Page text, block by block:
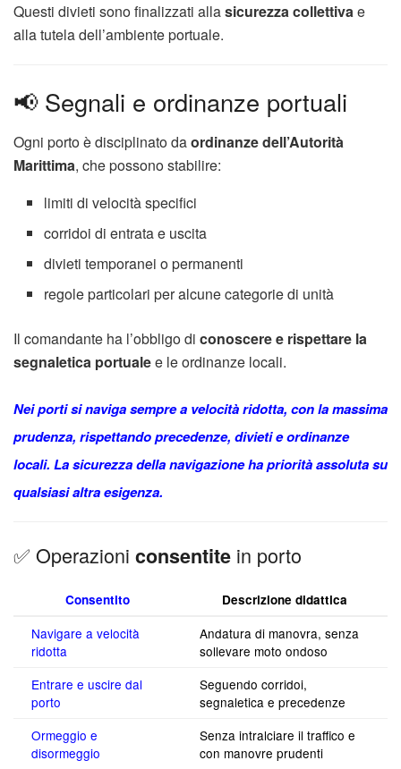
Questi divieti sono finalizzati allasicurezza collettivae
alla tutela dell’ambiente portuale.
📢 Segnali e ordinanze portuali
Ogni porto è disciplinato daordinanze dell’Autorità
Marittima, che possono stabilire:
limiti di velocità specifici
corridoi di entrata e uscita
divieti temporanei o permanenti
regole particolari per alcune categorie di unità
Il comandante ha l’obbligo di conoscere e rispettare la
segnaletica portualee le ordinanze locali.
Nei porti si naviga sempre a velocità ridotta, con la massima
prudenza, rispettando precedenze, divieti e ordinanze
locali. La sicurezza della navigazione ha priorità assoluta su
qualsiasi altra esigenza.
✅ Operazioni consentite in porto
Consentito Descrizione didattica
Navigare a velocità
ridotta
Andatura di manovra, senza
sollevare moto ondoso
Entrare e uscire dal
porto
Seguendo corridoi,
segnaletica e precedenze
Ormeggio e
disormeggio
Senza intralciare il traffico e
con manovre prudenti